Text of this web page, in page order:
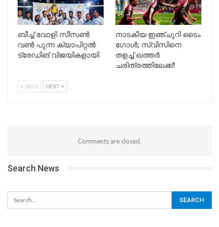
ബീച്ച് വോളി സീസൺ
വൺ പുന്ന ക്യാപിറ്റൽ
ട്രേഡിങ് വിജയികളായി
നാടകീയ ഇഞ്ചുറി ടൈം
ഗോൾ; സ്വിസിനെ
തളച്ച് ഖത്തർ
ചരിത്രത്തിലേക്ക്!
PREV NEXT
Comments are closed.
Search News